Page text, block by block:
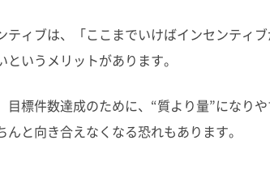
ティブは、「ここまでいけばインセンティ
というメリットがあります。
目標件数達成のために、“質より量”になり
んと向き合えなくなる恐れもあります。